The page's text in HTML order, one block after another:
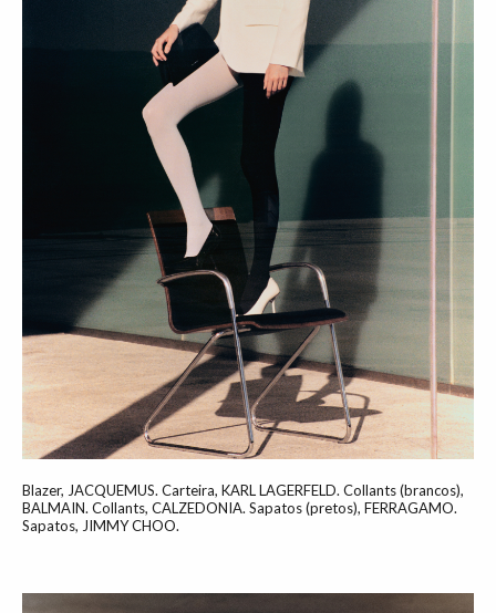
Blazer, JACQUEMUS. Carteira, KARL LAGERFELD. Collants (brancos),
BALMAIN. Collants, CALZEDONIA. Sapatos (pretos), FERRAGAMO.
Sapatos, JIMMY CHOO.